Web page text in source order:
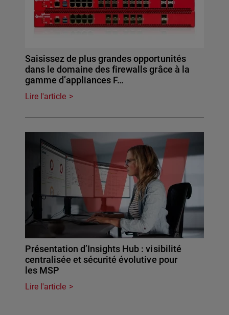
Saisissez de plus grandes opportunités
dans le domaine des firewalls grâce à la
gamme d’appliances F…
Lire l'article
Présentation d’Insights Hub : visibilité
centralisée et sécurité évolutive pour
les MSP
Lire l'article